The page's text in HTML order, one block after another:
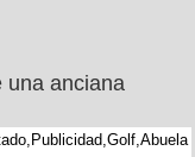
una anciana